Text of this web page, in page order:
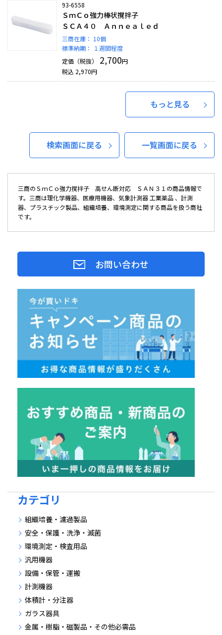
93-6558
ＳｍＣｏ強力棒状撹拌子
ＳＣＡ４０ Ａｎｎｅａｌｅｄ
三商在庫： 10個
標準納期：
１週間程度
定価（税抜）
2,700円
税込 2,970円
もっと見る
検索画面に戻る 一覧画面に戻る
三商のＳｍＣｏ強力撹拌子 高せん断対応 ＳＡＮ３１の商品情報で
す。三商は理化学機器、医療用機器、気象計測器 工業薬品 、計測
器、プラスチック製品、組織培養、環境測定に関する商品を扱う商社
です。
お問い合わせ
カテゴリ
組織培養・濾過製品
安全・保護・洗浄・滅菌
環境測定・検査用品
汎用機器
設備・保管・運搬
計測機器
体積計・分注器
ガラス器具
金属・樹脂・磁製品・その他必需品